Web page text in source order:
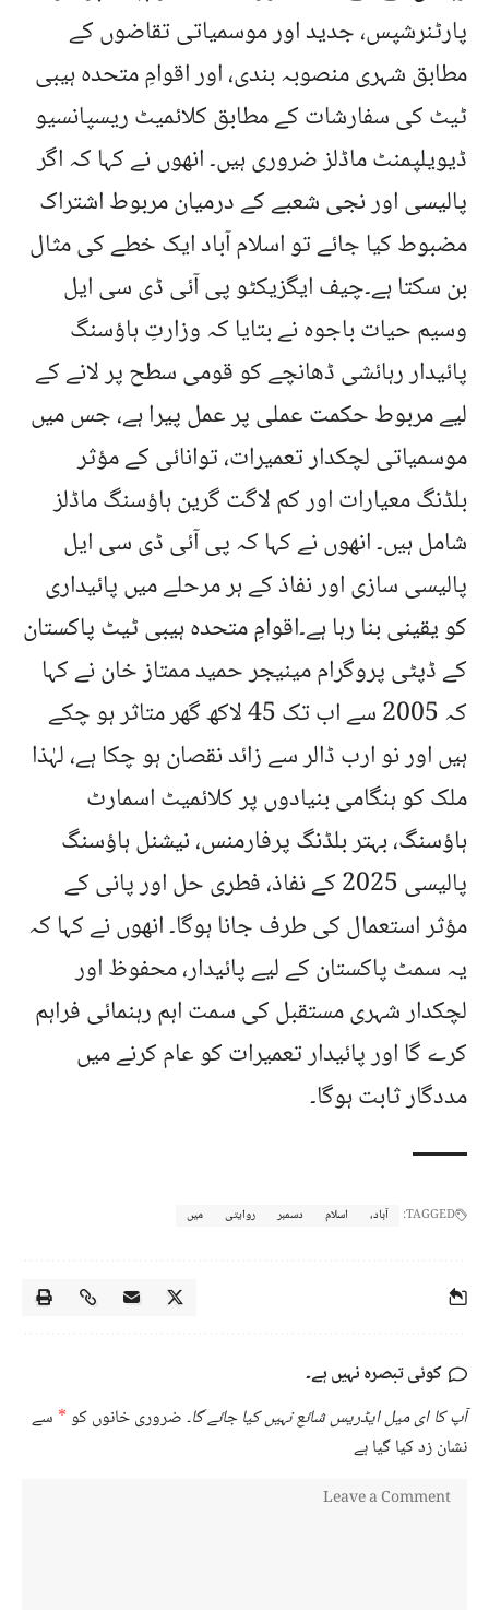
پارٹنرشپس، جدید اور موسمیاتی تقاضوں کے
مطابق شہری منصوبہ بندی، اور اقوامِ متحدہ ہیبی
ٹیٹ کی سفارشات کے مطابق کلائمیٹ ریسپانسیو
ڈیویلپمنٹ ماڈلز ضروری ہیں۔ انھوں نے کہا کہ اگر
پالیسی اور نجی شعبے کے درمیان مربوط اشتراک
مضبوط کیا جائے تو اسلام آباد ایک خطے کی مثال
بن سکتا ہے۔چیف ایگزیکٹو پی آئی ڈی سی ایل
وسیم حیات باجوہ نے بتایا کہ وزارتِ ہاؤسنگ
پائیدار رہائشی ڈھانچے کو قومی سطح پر لانے کے
لیے مربوط حکمت عملی پر عمل پیرا ہے، جس میں
موسمیاتی لچکدار تعمیرات، توانائی کے مؤثر
بلڈنگ معیارات اور کم لاگت گرین ہاؤسنگ ماڈلز
شامل ہیں۔ انھوں نے کہا کہ پی آئی ڈی سی ایل
پالیسی سازی اور نفاذ کے ہر مرحلے میں پائیداری
کو یقینی بنا رہا ہے۔اقوامِ متحدہ ہیبی ٹیٹ پاکستان
کے ڈپٹی پروگرام مینیجر حمید ممتاز خان نے کہا
کہ 2005 سے اب تک 45 لاکھ گھر متاثر ہو چکے
ہیں اور نو ارب ڈالر سے زائد نقصان ہو چکا ہے، لہٰذا
ملک کو ہنگامی بنیادوں پر کلائمیٹ اسمارٹ
ہاؤسنگ، بہتر بلڈنگ پرفارمنس، نیشنل ہاؤسنگ
پالیسی 2025 کے نفاذ، فطری حل اور پانی کے
مؤثر استعمال کی طرف جانا ہوگا۔ انھوں نے کہا کہ
یہ سمٹ پاکستان کے لیے پائیدار، محفوظ اور
لچکدار شہری مستقبل کی سمت اہم رہنمائی فراہم
کرے گا اور پائیدار تعمیرات کو عام کرنے میں
مددگار ثابت ہوگا۔
TAGGED: آباد، اسلام دسمبر روایتی میں
کوئی تبصرہ نہیں ہے۔
آپ کا ای میل ایڈریس شائع نہیں کیا جائے گا۔ضروری خانوں کو* سے
نشان زد کیا گیا ہے